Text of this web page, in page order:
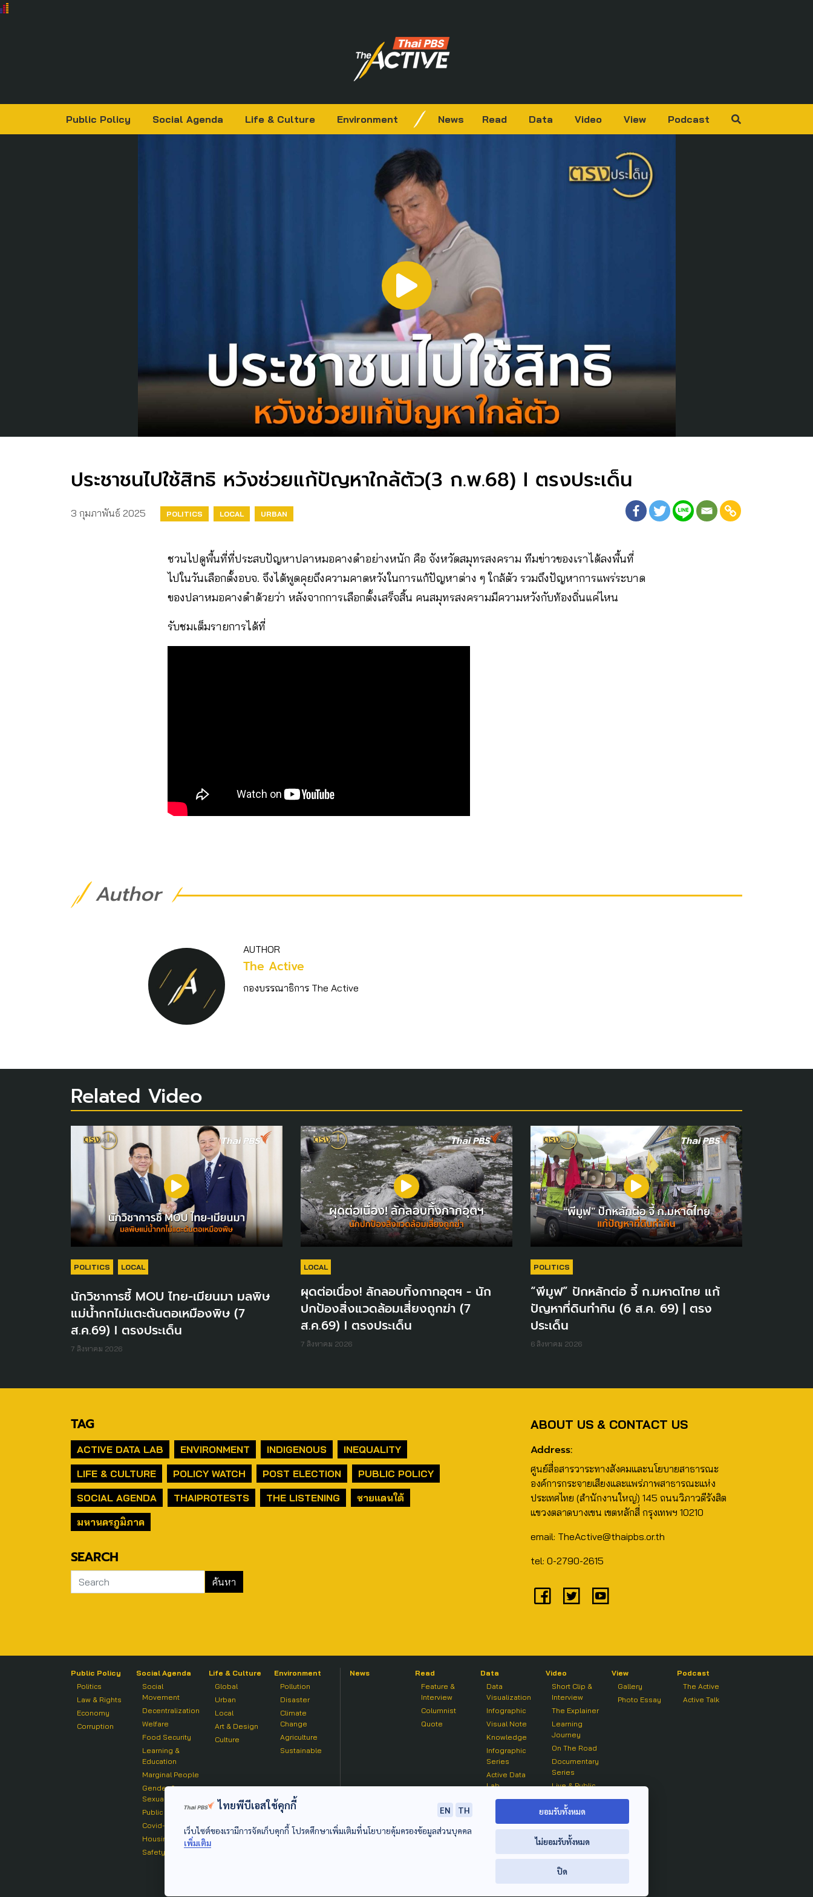
Public Policy Social Agenda Life & Culture Environment News Read Data Video View Podcast
ประชาชนไปใช้สิทธิ หวังช่วยแก้ปัญหาใกล้ตัว(3 ก.พ.68) I ตรงประเด็น
3 กุมภาพันธ์ 2025 POLITICS LOCAL URBAN
ชวนไปดูพื้นที่ที่ประสบปัญหาปลาหมอคางดำอย่างหนัก คือ จังหวัดสมุทรสงคราม ทีมข่าวของเราได้ลงพื้นที่
ไปในวันเลือกตั้งอบจ. จึงได้พูดคุยถึงความคาดหวังในการแก้ปัญหาต่าง ๆ ใกล้ตัว รวมถึงปัญหาการแพร่ระบาด
ของปลาหมอคางดำด้วยว่า หลังจากการเลือกตั้งเสร็จสิ้น คนสมุทรสงครามมีความหวังกับท้องถิ่นแค่ไหน
รับชมเต็มรายการได้ที่
Author
AUTHOR
The Active
กองบรรณาธิการ The Active
Related Video
POLITICS LOCAL
นักวิชาการชี้ MOU ไทย-เมียนมา มลพิษ
แม่น้ำกกไม่แตะต้นตอเหมืองพิษ (7
ส.ค.69) I ตรงประเด็น
7 สิงหาคม 2026
LOCAL
ผุดต่อเนื่อง! ลักลอบทิ้งกากอุตฯ - นัก
ปกป้องสิ่งแวดล้อมเสี่ยงถูกฆ่า (7
ส.ค.69) I ตรงประเด็น
7 สิงหาคม 2026
POLITICS
“พีมูฟ” ปักหลักต่อ จี้ ก.มหาดไทย แก้
ปัญหาที่ดินทำกิน (6 ส.ค. 69) | ตรง
ประเด็น
6 สิงหาคม 2026
TAG
ACTIVE DATA LAB ENVIRONMENT INDIGENOUS
INEQUALITY
LIFE & CULTURE
POLICY WATCH POST ELECTION
PUBLIC POLICY
SOCIAL AGENDA
THAIPROTESTS THE LISTENING
ชายแดนใต้
มหานครภูมิภาค
SEARCH
ABOUT US & CONTACT US
Address:
ศูนย์สื่อสารวาระทางสังคมและนโยบายสาธารณะ
องค์การกระจายเสียงและแพร่ภาพสาธารณะแห่ง
ประเทศไทย (สำนักงานใหญ่) 145 ถนนวิภาวดีรังสิต
แขวงตลาดบางเขน เขตหลักสี่ กรุงเทพฯ 10210
email: TheActive@thaipbs.or.th
tel: 0-2790-2615
Public Policy
Politics
Law & Rights
Economy
Corruption
Social Agenda
Social
Movement
Decentralization
Welfare
Food Security
Learning &
Education
Marginal People
Gender &
Sexuality
Public Health
Covid-19
Housing
Safety
Life & Culture
Global
Urban
Local
Art & Design
Culture
Environment
Pollution
Disaster
Climate
Change
Agriculture
Sustainable
News
Read
Feature &
Interview
Columnist
Quote
Data
Data
Visualization
Infographic
Visual Note
Knowledge
Infographic
Series
Active Data
Lab
Video
Short Clip &
Interview
The Explainer
Learning
Journey
On The Road
Documentary
Series
Live & Public
On air Clip
View
Gallery
Photo Essay
Podcast
The Active
Active Talk
ไทยพีบีเอสใช้คุกกี้ EN
TH
เว็บไซต์ของเรามีการจัดเก็บคุกกี้ โปรดศึกษาเพิ่มเติมที่นโยบายคุ้มครองข้อมูลส่วนบุคคล
เพิ่มเติม
ยอมรับทั้งหมด
ไม่ยอมรับทั้งหมด
ปิด